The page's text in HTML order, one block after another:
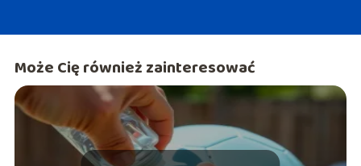
Może Cię również zainteresować